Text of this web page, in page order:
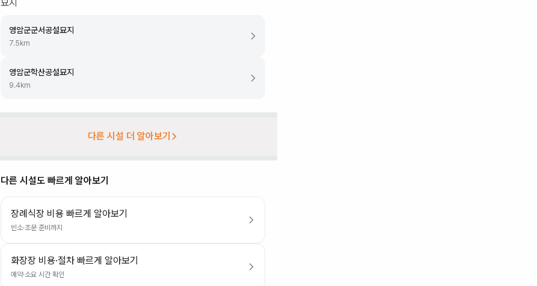
묘지
영암군군서공설묘지
7.5 km
영암군학산공설묘지
9.4 km
다른 시설 더 알아보기
다른 시설도 빠르게 알아보기
장례식장 비용 빠르게 알아보기
빈소·조문 준비까지
화장장 비용·절차 빠르게 알아보기
예약·소요 시간 확인